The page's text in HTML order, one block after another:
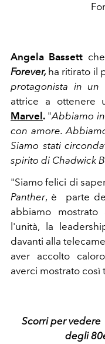
Angela Bassett
Forever, ha ritirato il
protagonista in un
attrice a ottenere
Marvel . "Abbiamo
con amore.
Siamo stati
spirito di Chadwick
"Siamo felici di
Panther, è parte
abbiamo
l'unità, la
davanti alla
aver accolto
averci mostrato così
Scorri per
degli